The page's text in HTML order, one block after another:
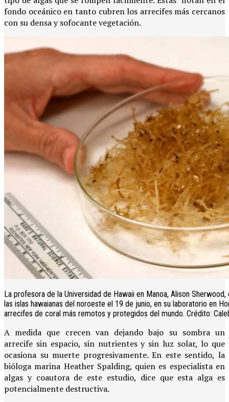
fondo oceánico en tanto cubren los arrecifes más cercanos
con su densa y sofocante vegetación.
La profesora de la Universidad de Hawaii en Manoa, Alison
las islas hawaianas del noroeste el 19 de junio, en su laboratorio en
arrecifes de coral más remotos y protegidos del mundo. Crédito:
A medida que crecen van dejando bajo su sombra un
arrecife sin espacio, sin nutrientes y sin luz solar, lo que
ocasiona su muerte progresivamente. En este sentido, la
bióloga marina Heather Spalding, quien es especialista en
algas y coautora de este estudio, dice que esta alga es
potencialmente destructiva.